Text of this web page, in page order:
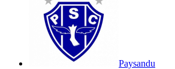
Paysandu